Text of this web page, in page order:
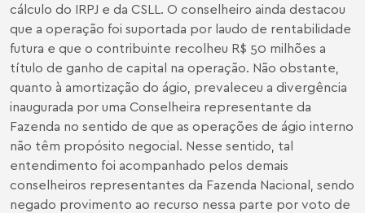
cálculo do IRPJ e da CSLL. O conselheiro ainda destacou
que a operação foi suportada por laudo de rentabilidade
futura e que o contribuinte recolheu R$ 50 milhões a
título de ganho de capital na operação. Não obstante,
quanto à amortização do ágio, prevaleceu a divergência
inaugurada por uma Conselheira representante da
Fazenda no sentido de que as operações de ágio interno
não têm propósito negocial. Nesse sentido, tal
entendimento foi acompanhado pelos demais
conselheiros representantes da Fazenda Nacional, sendo
negado provimento ao recurso nessa parte por voto de